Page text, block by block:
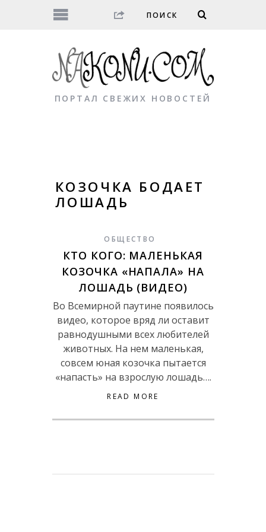
ПОРТАЛ СВЕЖИХ НОВОСТЕЙ
КОЗОЧКА БОДАЕТ
ЛОШАДЬ
ОБЩЕСТВО
КТО КОГО: МАЛЕНЬКАЯ
КОЗОЧКА «НАПАЛА» НА
ЛОШАДЬ (ВИДЕО)
Во Всемирной паутине появилось
видео, которое вряд ли оставит
равнодушными всех любителей
животных. На нем маленькая,
совсем юная козочка пытается
«напасть» на взрослую лошадь….
READ MORE